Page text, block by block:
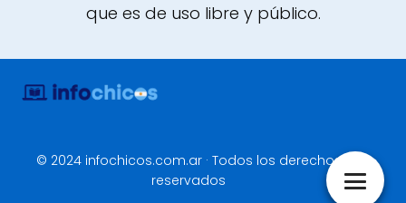
que es de uso libre y público.
© 2024 infochicos.com.ar · Todos los derechos
reservados